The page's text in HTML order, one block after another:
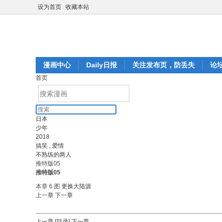
设为首页 收藏本站
漫画中心 Daily日报 关注发布页，防丢失 论
首页
日本
少年
2018
搞笑 , 爱情
不熟练的两人
推特版05
推特版05
本章 6 图 更换大陆源
上一章 下一章